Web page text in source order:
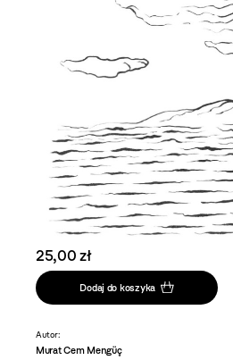
25,00 zł
Dodaj do koszyka
Autor:
Murat Cem Mengüç